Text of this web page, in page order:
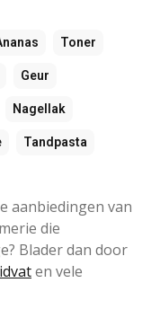
Toner
Geur
Nagellak
Tandpasta
aanbiedingen van
die
Blader dan door
en vele